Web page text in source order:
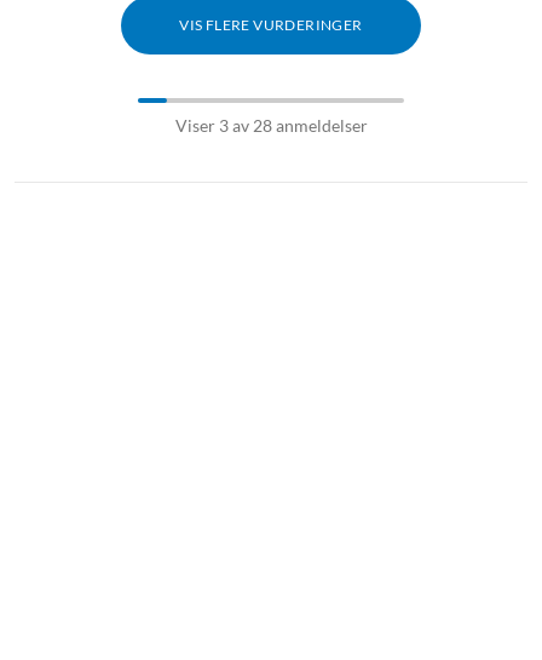
VIS FLERE VURDERINGER
Viser 3 av 28 anmeldelser